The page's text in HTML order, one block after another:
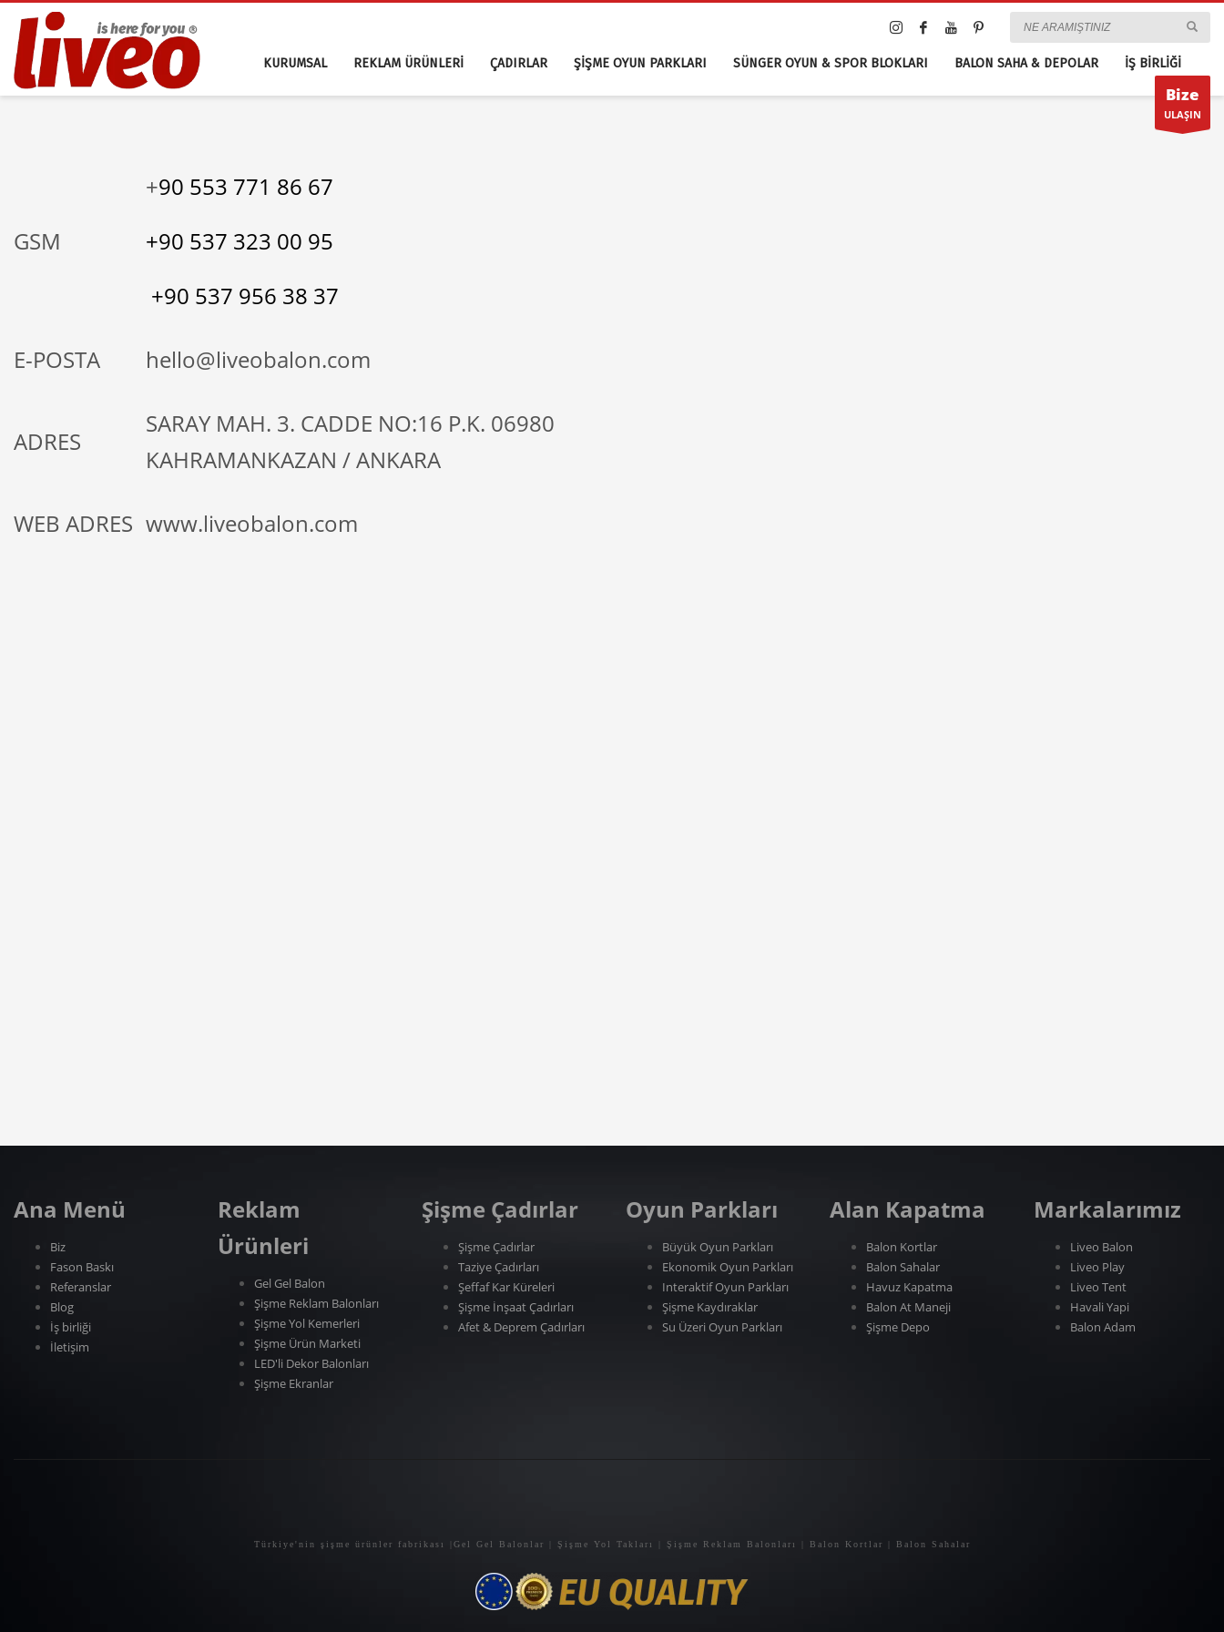
KURUMSAL REKLAM ÜRÜNLERİ ÇADIRLAR ŞİŞME OYUN PARKLARI SÜNGER OYUN & SPOR BLOKLARI BALON SAHA & DEPOLAR İŞ BİRLİĞİ
Bize
ULAŞIN
GSM
+90 553 771 86 67
+90 537 323 00 95
+90 537 956 38 37
E-POSTA hello@liveobalon.com
ADRES
SARAY MAH. 3. CADDE NO:16 P.K. 06980
KAHRAMANKAZAN / ANKARA
WEB ADRES www.liveobalon.com
Ana Menü
Biz
Fason Baskı
Referanslar
Blog
İş birliği
İletişim
Reklam
Ürünleri
Gel Gel Balon
Şişme Reklam Balonları
Şişme Yol Kemerleri
Şişme Ürün Marketi
LED'li Dekor Balonları
Şişme Ekranlar
Şişme Çadırlar
Şişme Çadırlar
Taziye Çadırları
Şeffaf Kar Küreleri
Şişme İnşaat Çadırları
Afet & Deprem Çadırları
Oyun Parkları
Büyük Oyun Parkları
Ekonomik Oyun Parkları
Interaktif Oyun Parkları
Şişme Kaydıraklar
Su Üzeri Oyun Parkları
Alan Kapatma
Balon Kortlar
Balon Sahalar
Havuz Kapatma
Balon At Maneji
Şişme Depo
Markalarımız
Liveo Balon
Liveo Play
Liveo Tent
Havali Yapi
Balon Adam
Türkiye'nin şişme ürünler fabrikası |Gel Gel Balonlar | Şişme Yol Takları | Şişme Reklam Balonları | Balon Kortlar | Balon Sahalar